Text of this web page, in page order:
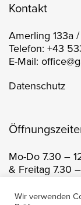
Kontakt
Amerling 133a
Telefon: +43
E-Mail:
Datenschutz
Mo-Do 7.30 –
& Freitag 7.30
Wir verwenden